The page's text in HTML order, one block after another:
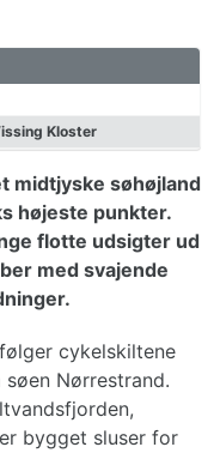
Kloster
midtjyske søhøjland
højeste punkter.
flotte udsigter ud
med svajende
cykelskiltene
Nørrestrand.
bygget sluser for